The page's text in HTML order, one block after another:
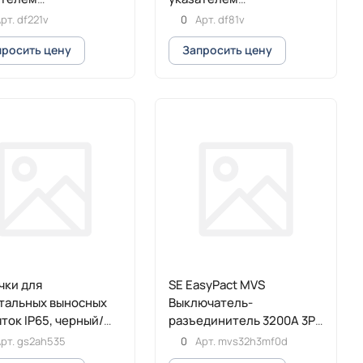
1Р 22х58
df221v
цену
срабатывания, 1Р 8,5х31,5
0 Арт.df81v
Запросить цену
для
выносных
IP65, черный/
(GS2AH535)
gs2ah535
SE EasyPact MVS
Выключатель-
разъединитель 3200A 3P
65кА стационарный с
ручным приводом
0 Арт. mvs32h3mf0d